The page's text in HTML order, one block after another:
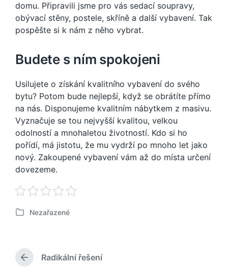
domu. Připravili jsme pro vás sedací soupravy,
obývací stěny, postele, skříně a další vybavení. Tak
pospěšte si k nám z něho vybrat.
Budete s ním spokojeni
Usilujete o získání kvalitního vybavení do svého
bytu? Potom bude nejlepší, když se obrátíte přímo
na nás. Disponujeme kvalitním nábytkem z masivu.
Vyznačuje se tou nejvyšší kvalitou, velkou
odolností a mnohaletou životností. Kdo si ho
pořídí, má jistotu, že mu vydrží po mnoho let jako
nový. Zakoupené vybavení vám až do místa určení
dovezeme.
P
i
Nezařazené
P
Radikální řešení